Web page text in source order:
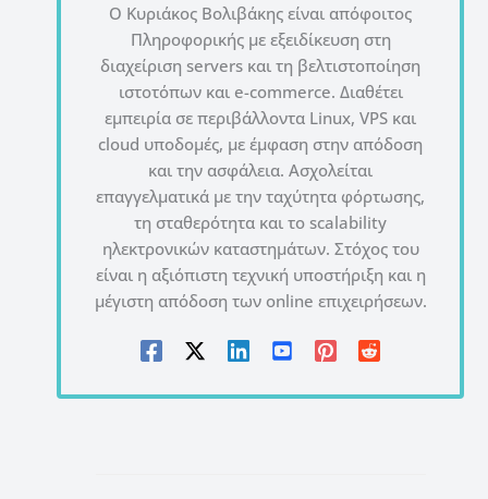
Ο Κυριάκος Βολιβάκης είναι απόφοιτος
Πληροφορικής με εξειδίκευση στη
διαχείριση servers και τη βελτιστοποίηση
ιστοτόπων και e-commerce. Διαθέτει
εμπειρία σε περιβάλλοντα Linux, VPS και
cloud υποδομές, με έμφαση στην απόδοση
και την ασφάλεια. Ασχολείται
επαγγελματικά με την ταχύτητα φόρτωσης,
τη σταθερότητα και το scalability
ηλεκτρονικών καταστημάτων. Στόχος του
είναι η αξιόπιστη τεχνική υποστήριξη και η
μέγιστη απόδοση των online επιχειρήσεων.